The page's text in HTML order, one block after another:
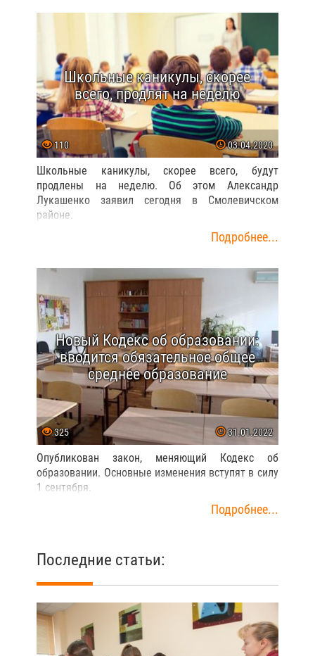
Школьные каникулы, скорее
всего, продлят на неделю
110 03.04.2020
Школьные каникулы, скорее всего, будут
продлены на неделю. Об этом Александр
Лукашенко заявил сегодня в Смолевичском
районе.
Подробнее...
Новый Кодекс об образовании:
вводится обязательное общее
среднее образование
325 31.01.2022
Опубликован закон, меняющий Кодекс об
образовании. Основные изменения вступят в силу
1 сентября.
Подробнее...
Последние статьи: